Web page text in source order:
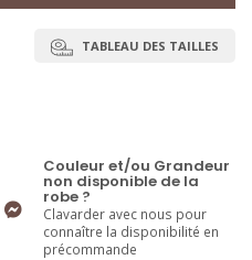
TABLEAU DES TAILLES
Couleur et/ou Grandeur
non disponible de la
robe ?
Clavarder avec nous pour
connaître la disponibilité en
précommande